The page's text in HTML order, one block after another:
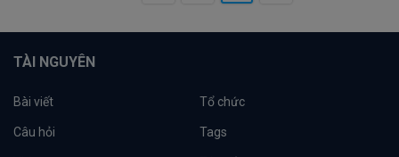
TÀI NGUYÊN
Bài viết Tổ chức
Câu hỏi Tags